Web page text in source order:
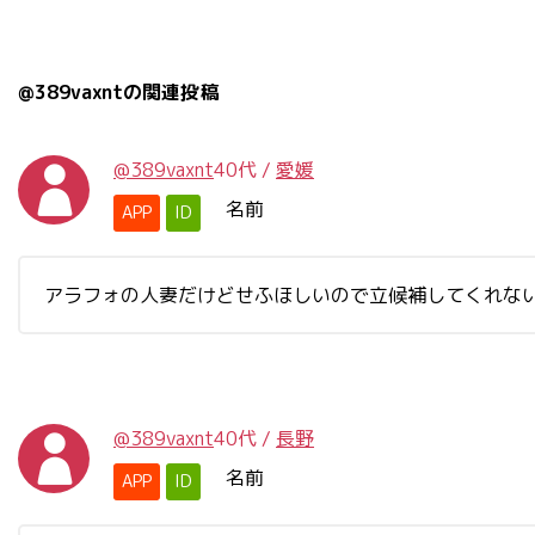
@389vaxntの関連投稿
@389vaxnt40代 / 愛媛
APP ID 名前
アラフォの人妻だけどせふほしいので立候補してくれな
@389vaxnt40代 / 長野
APP ID 名前